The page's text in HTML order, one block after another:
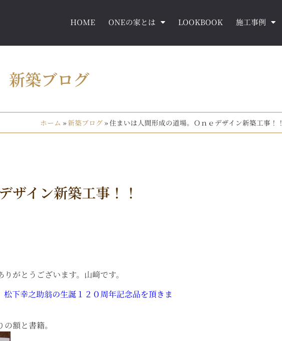
HOME ONEの家とは LOOKBOOK 施工事例
新築ブログ
ホーム »新築ブログ»住まいは人間形成の道場。Ｏｎｅデザイン新築工事！！
ザイン新築工事！！
がとうございます。山﨑です。
下幸之助翁の生誕１２０周年記念品を頂きま
額と書籍。